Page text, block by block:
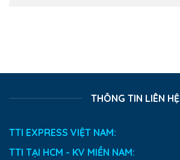
THÔNG TIN LIÊN HỆ
TTI EXPRESS VIỆT NAM:
TTI TẠI HCM - KV MIỀN NAM: